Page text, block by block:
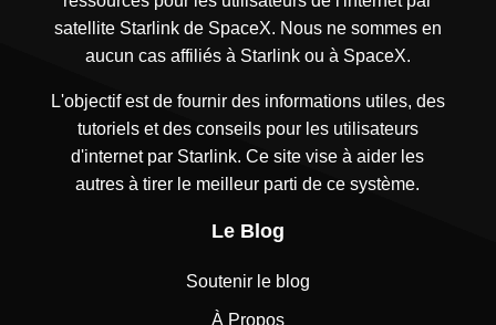
satellite Starlink de SpaceX. Nous ne sommes en
aucun cas affiliés à Starlink ou à SpaceX.
L'objectif est de fournir des informations utiles, des
tutoriels et des conseils pour les utilisateurs
d'internet par Starlink. Ce site vise à aider les
autres à tirer le meilleur parti de ce système.
Le Blog
Soutenir le blog
À Propos